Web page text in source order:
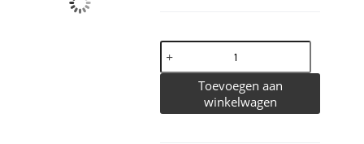
Toevoegen aan
winkelwagen